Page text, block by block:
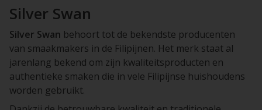
Silver Swan
Silver Swan behoort tot de bekendste producenten
van smaakmakers in de Filipijnen. Het merk staat al
jarenlang bekend om zijn kwaliteitsproducten en
authentieke smaken die in vele Filipijnse huishoudens
worden gebruikt.